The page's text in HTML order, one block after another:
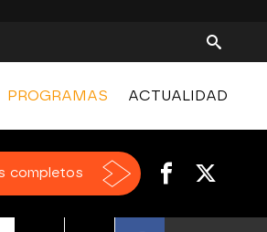
PROGRAMAS ACTUALIDAD
jugones
completos